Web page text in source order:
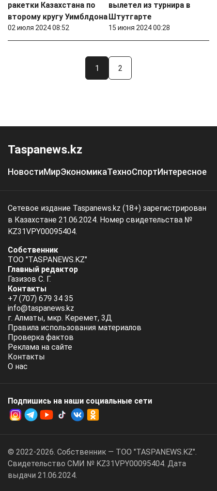
ракетки Казахстана по
второму кругу Уимблдона
02 июля 2024 08:52
вылетел из турнира в
Штутгарте
15 июня 2024 00:28
1 2
Taspanews.kz
НовостиМирЭкономикаТехноСпортИнтересное
Сетевое издание Taspanews.kz (18+) зарегистрирован
в Казахстане 21.06.2024. Номер свидетельства №
KZ31VPY00095404.
Собственник
ТОО "TASPANEWS.KZ"
Главный редактор
Газизов С. Г.
Контакты
+7 (707) 679 34 35
info@taspanews.kz
г. Алматы, мкр. Керемет, 3Д
Правила использования материалов
Проверка фактов
Реклама на сайте
Контакты
О нас
Подпишись на наши социальные cети
© 2022-2026. Собственник — ТОО "TASPANEWS.KZ".
Cвидетельство СМИ № KZ31VPY00095404. Дата
выдачи 21.06.2024.